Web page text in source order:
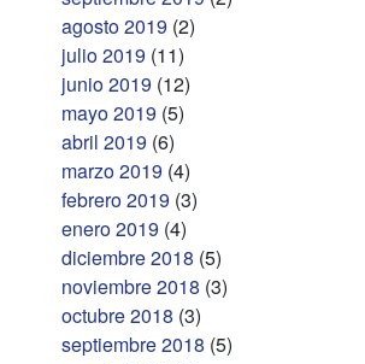
agosto 2019 (2)
julio 2019 (11)
junio 2019 (12)
mayo 2019 (5)
abril 2019 (6)
marzo 2019 (4)
febrero 2019 (3)
enero 2019 (4)
diciembre 2018 (5)
noviembre 2018 (3)
octubre 2018 (3)
septiembre 2018 (5)